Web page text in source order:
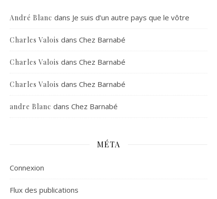
André Blanc dans Je suis d’un autre pays que le vôtre
Charles Valois dans Chez Barnabé
Charles Valois dans Chez Barnabé
Charles Valois dans Chez Barnabé
andre Blanc dans Chez Barnabé
MÉTA
Connexion
Flux des publications